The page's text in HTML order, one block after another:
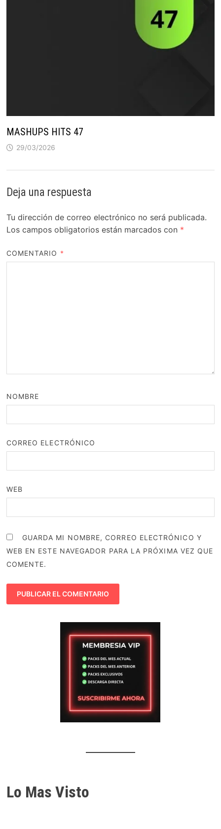
MASHUPS HITS 47
29/03/2026
Deja una respuesta
Tu dirección de correo electrónico no será publicada.
Los campos obligatorios están marcados con *
COMENTARIO *
NOMBRE
CORREO ELECTRÓNICO
WEB
GUARDA MI NOMBRE, CORREO ELECTRÓNICO Y
WEB EN ESTE NAVEGADOR PARA LA PRÓXIMA VEZ QUE
COMENTE.
Lo Mas Visto